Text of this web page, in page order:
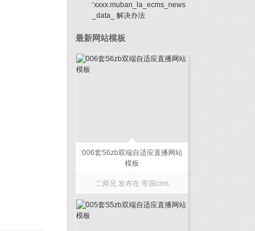
‘xxxx.muban_la_ecms_news
_data_ 解决办法
最新网站模板
006套S6zb双端自适应直播网站
模板
二师兄 发布在 帝国cms